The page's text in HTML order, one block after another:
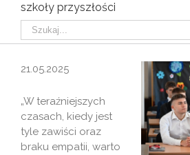
szkoły przyszłości
21.05.2025
„W teraźniejszych
czasach, kiedy jest
tyle zawiści oraz
braku empatii, warto